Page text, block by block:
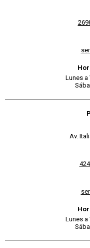
Lunes a
Av.
Lunes a